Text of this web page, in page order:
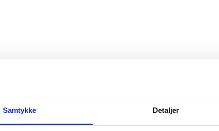
Samtykke Detaljer